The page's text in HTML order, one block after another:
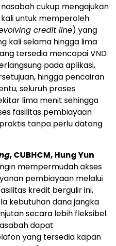
cukup mengajukan
untuk memperoleh
credit line) yang
kali selama hingga lima
tersedia mencapai VND
pada aplikasi,
hingga pencairan
seluruh proses
lima menit sehingga
fasilitas pembiayaan
tanpa perlu datang
, CUBHCM, Hung Yun
mempermudah akses
pembiayaan melalui
kredit bergulir ini,
kebutuhan dana jangka
secara lebih fleksibel.
dapat
yang tersedia kapan